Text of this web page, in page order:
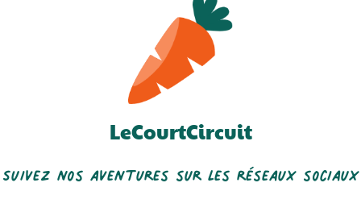
LeCourtCircuit
Suivez nos aventures sur les réseaux sociaux